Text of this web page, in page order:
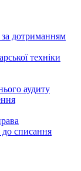
дотриманням
техніки
аудиту
списання